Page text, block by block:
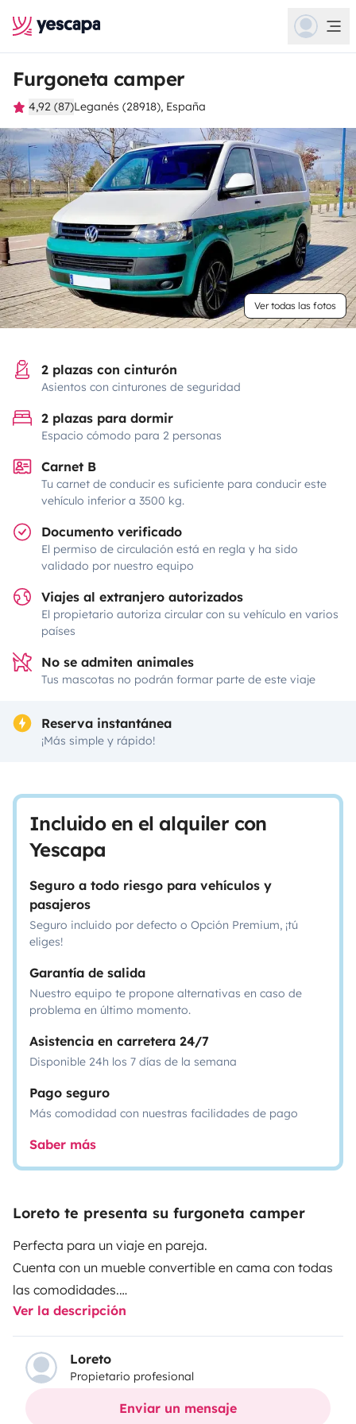
Furgoneta camper
4,92 (87)Leganés (28918), España
Ver todas las fotos
2 plazas con cinturón
Asientos con cinturones de seguridad
2 plazas para dormir
Espacio cómodo para 2 personas
Carnet B
Tu carnet de conducir es suficiente para conducir este
vehículo inferior a 3500 kg.
Documento verificado
El permiso de circulación está en regla y ha sido
validado por nuestro equipo
Viajes al extranjero autorizados
El propietario autoriza circular con su vehículo en varios
países
No se admiten animales
Tus mascotas no podrán formar parte de este viaje
Reserva instantánea
¡Más simple y rápido!
Incluido en el alquiler con
Yescapa
Seguro a todo riesgo para vehículos y
pasajeros
Seguro incluido por defecto o Opción Premium, ¡tú
eliges!
Garantía de salida
Nuestro equipo te propone alternativas en caso de
problema en último momento.
Asistencia en carretera 24/7
Disponible 24h los 7 días de la semana
Pago seguro
Más comodidad con nuestras facilidades de pago
Saber más
Loreto te presenta su furgoneta camper
Perfecta para un viaje en pareja.
Cuenta con un mueble convertible en cama con todas
las comodidades.
Volkswagen Trasporter (T5.1) 2.0 TDI del 2012
camperizada en 2021.
- 2 plazas viajar y dormir.
- Toldo exterior con mesa y 2 sillas
Ver la descripción
Loreto
Propietario profesional
Enviar un mensaje